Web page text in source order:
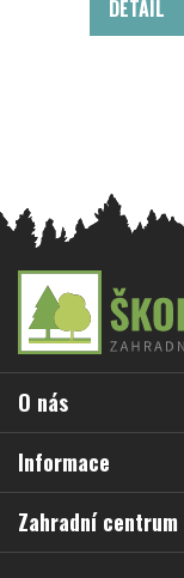
DETAIL
a
í
O nás
Informace
Zahradní centrum